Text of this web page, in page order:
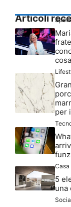
Articoli
per
Casa
5
una